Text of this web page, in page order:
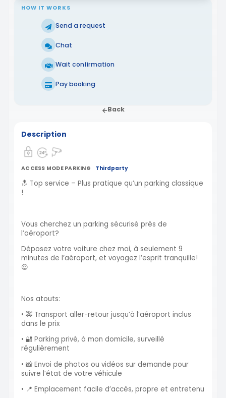
HOW IT WORKS
Send a request
Chat
Wait confirmation
Pay booking
Back
Description
ACCESS MODE PARKING Thirdparty
🔝 Top service – Plus pratique qu’un parking classique
!
Vous cherchez un parking sécurisé près de
l’aéroport?
Déposez votre voiture chez moi, à seulement 9
minutes de l’aéroport, et voyagez l’esprit tranquille!
😌
Nos atouts:
• 🚕 Transport aller-retour jusqu’à l’aéroport inclus
dans le prix
• 🔐 Parking privé, à mon domicile, surveillé
régulièrement
• 📸 Envoi de photos ou vidéos sur demande pour
suivre l’état de votre véhicule
• 📍 Emplacement facile d’accès, propre et entretenu